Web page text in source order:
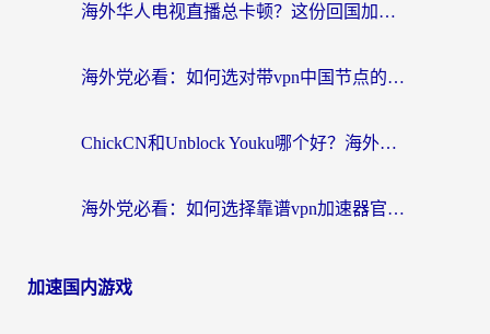
海外华人电视直播总卡顿？这份回国加速器选择指南帮你无缝看国内资源
海外党必看：如何选对带vpn中国节点的加速器？无缝访问国内资源全攻略
ChickCN和Unblock Youku哪个好？海外党亲测4款热门回国加速器，附避坑指南
海外党必看：如何选择靠谱vpn加速器官网？轻松解决国内APP地区限制
加速国内游戏